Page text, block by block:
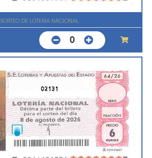
SORTEO DE LOTERIA NACIONAL
0
02131